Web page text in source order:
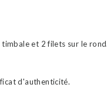
et 2 filets sur le
d'authenticité.